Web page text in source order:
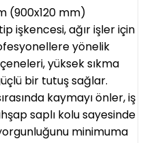
(900x120 mm)
işkencesi, ağır işler için
yönelik
yüksek sıkma
bir tutuş sağlar.
kaymayı önler, iş
saplı kolu sayesinde
minimuma